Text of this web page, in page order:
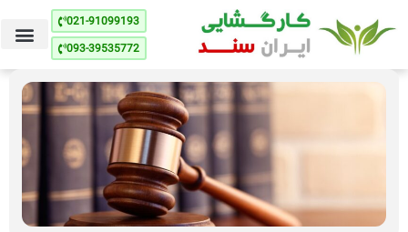
021-91099193
093-39535772